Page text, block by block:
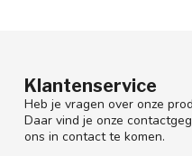
Klantenservice
Heb je vragen over onze
Daar vind je onze
ons in contact te komen.